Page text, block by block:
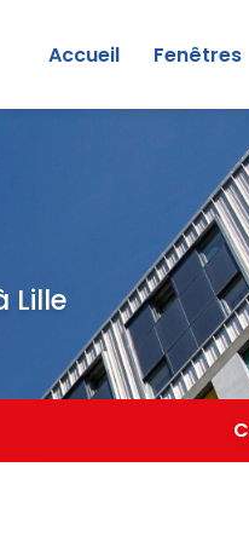
Accueil
Fenêtres
Lille